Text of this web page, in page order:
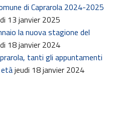
di Caprarola 2024-2025
13 janvier 2025
la nuova stagione del
18 janvier 2024
tanti gli appuntamenti
jeudi 18 janvier 2024